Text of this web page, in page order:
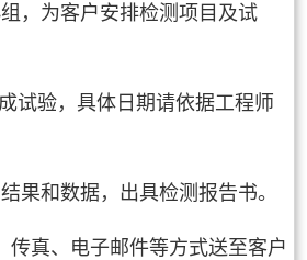
，为客户安排检测项目及试
试验，具体日期请依据工程师
果和数据，出具检测报告书。
传真、电子邮件等方式送至客户